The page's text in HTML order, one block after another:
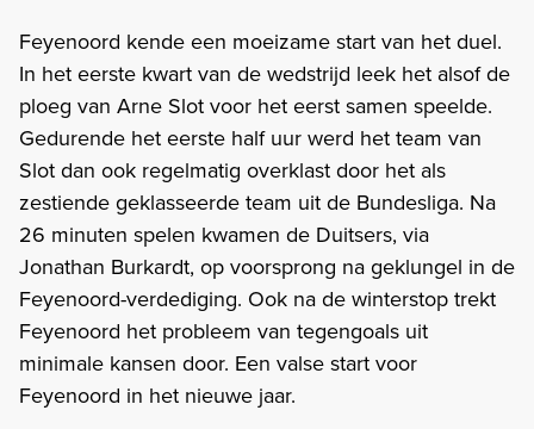
Feyenoord kende een moeizame start van het duel.
In het eerste kwart van de wedstrijd leek het alsof de
ploeg van Arne Slot voor het eerst samen speelde.
Gedurende het eerste half uur werd het team van
Slot dan ook regelmatig overklast door het als
zestiende geklasseerde team uit de Bundesliga. Na
26 minuten spelen kwamen de Duitsers, via
Jonathan Burkardt, op voorsprong na geklungel in de
Feyenoord-verdediging. Ook na de winterstop trekt
Feyenoord het probleem van tegengoals uit
minimale kansen door. Een valse start voor
Feyenoord in het nieuwe jaar.